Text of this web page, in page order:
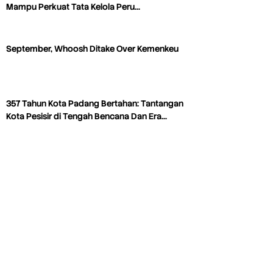
Mampu Perkuat Tata Kelola Peru…
September, Whoosh Ditake Over Kemenkeu
357 Tahun Kota Padang Bertahan: Tantangan
Kota Pesisir di Tengah Bencana Dan Era…